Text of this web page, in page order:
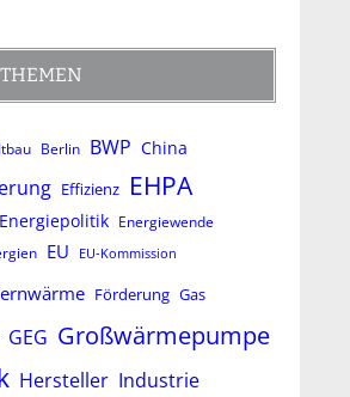
Berlin BWP China
Effizienz EHPA
Energiepolitik Energiewende
EU EU-Kommission
Förderung Gas
GEG Großwärmepumpe
Hersteller Industrie